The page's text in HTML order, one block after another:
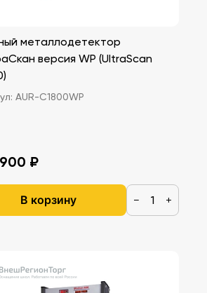
металлодетектор
версия WP (UltraScan
AUR-C1800WP
₽
В корзину − +